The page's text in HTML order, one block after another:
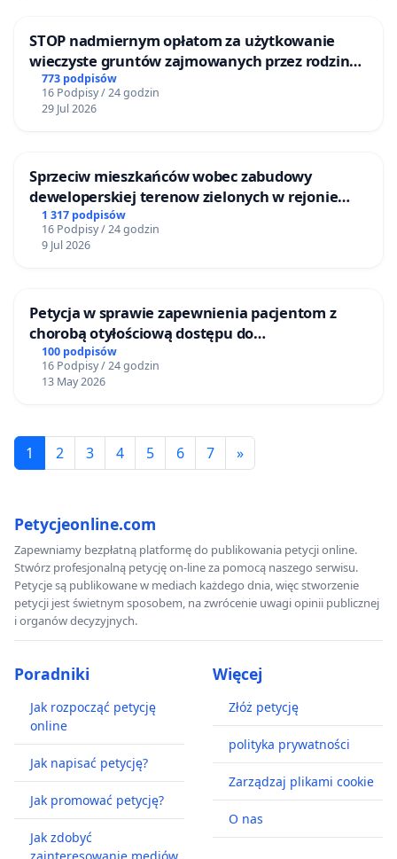
STOP nadmiernym opłatom za użytkowanie
wieczyste gruntów zajmowanych przez rodzinne
ogrody działkowe.
773 podpisów
16 Podpisy / 24 godzin
29 Jul 2026
Sprzeciw mieszkańców wobec zabudowy
deweloperskiej terenow zielonych w rejonie
Bulwarów Straceńskich w Bielsku-Białej
1 317 podpisów
16 Podpisy / 24 godzin
9 Jul 2026
Petycja w sprawie zapewnienia pacjentom z
chorobą otyłościową dostępu do
kompleksowego leczenia oraz programów
profilaktycznych.
100 podpisów
16 Podpisy / 24 godzin
13 May 2026
1 2 3 4 5 6 7 »
Petycjeonline.com
Zapewniamy bezpłatną platformę do publikowania petycji online.
Stwórz profesjonalną petycję on-line za pomocą naszego serwisu.
Petycje są publikowane w mediach każdego dnia, więc stworzenie
petycji jest świetnym sposobem, na zwrócenie uwagi opinii publicznej
i organów decyzyjnych.
Poradniki
Jak rozpocząć petycję
online
Jak napisać petycję?
Jak promować petycję?
Jak zdobyć
Więcej
Złóż petycję
polityka prywatności
Zarządzaj plikami cookie
O nas